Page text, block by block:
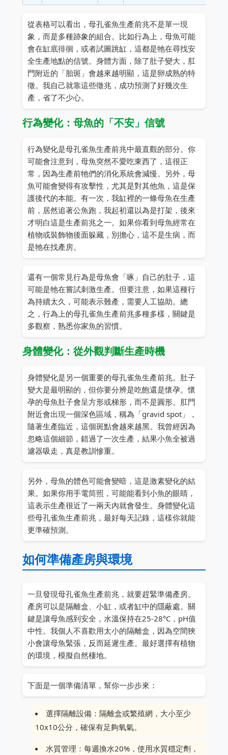
從表格可以看出，母孔雀魚生產前兆不是單一現
象，而是多種跡象的組合。比如行為上，母魚可能
會在缸底徘徊，或者試圖跳缸，這都是牠在尋找安
全生產地點的信號。身體方面，除了肚子變大，肛
門附近的「胎斑」會越來越明顯，這是卵成熟的特
徵。我自己就靠這些徵兆，成功預測了好幾次生
產，省了不少心。
行為變化：母魚的「不安」信號
行為變化是母孔雀魚生產前兆中最直觀的部分。你
可能會注意到，母魚突然不愛吃東西了，這很正
常，因為生產前牠們的消化系統會減慢。另外，母
魚可能會變得有攻擊性，尤其是對其他魚，這是保
護後代的本能。有一次，我缸裡的一條母魚在生產
前，居然追著公魚跑，我起初還以為是打架，後來
才明白這是生產前兆之一。如果你看到母魚經常在
植物或裝飾物後面躲藏，別擔心，這不是生病，而
是牠在找產房。
還有一個常見行為是母魚會「啄」自己的肚子，這
可能是牠在嘗試刺激生產。但要注意，如果這種行
為持續太久，可能表示難產，需要人工協助。總
之，行為上的母孔雀魚生產前兆多種多樣，關鍵是
多觀察，熟悉你家魚的習慣。
身體變化：從外觀判斷生產時機
身體變化是另一個重要的母孔雀魚生產前兆。肚子
變大是最明顯的，但你要分辨是吃飽還是懷孕。懷
孕的母魚肚子會呈方形或梯形，而不是圓形。肛門
附近會出現一個深色區域，稱為「gravid spot」，
隨著生產臨近，這個斑點會越來越黑。我曾經因為
忽略這個細節，錯過了一次生產，結果小魚全被過
濾器吸走，真是教訓慘重。
另外，母魚的體色可能會變暗，這是激素變化的結
果。如果你用手電筒照，可能能看到小魚的眼睛，
這表示生產很近了一兩天內就會發生。身體變化這
些母孔雀魚生產前兆，最好每天記錄，這樣你就能
更準確預測。
如何準備產房與環境
一旦發現母孔雀魚生產前兆，就要趕緊準備產房。
產房可以是隔離盒、小缸，或者缸中的隱蔽處。關
鍵是讓母魚感到安全，水溫保持在25-28°C，pH值
中性。我個人不喜歡用太小的隔離盒，因為空間狹
小會讓母魚緊張，反而延遲生產。最好選擇有植物
的環境，模擬自然棲地。
下面是一個準備清單，幫你一步步來：
選擇隔離設備：隔離盒或繁殖網，大小至少
10x10公分，確保有足夠氧氣。
水質管理：每週換水20%，使用水質穩定劑，